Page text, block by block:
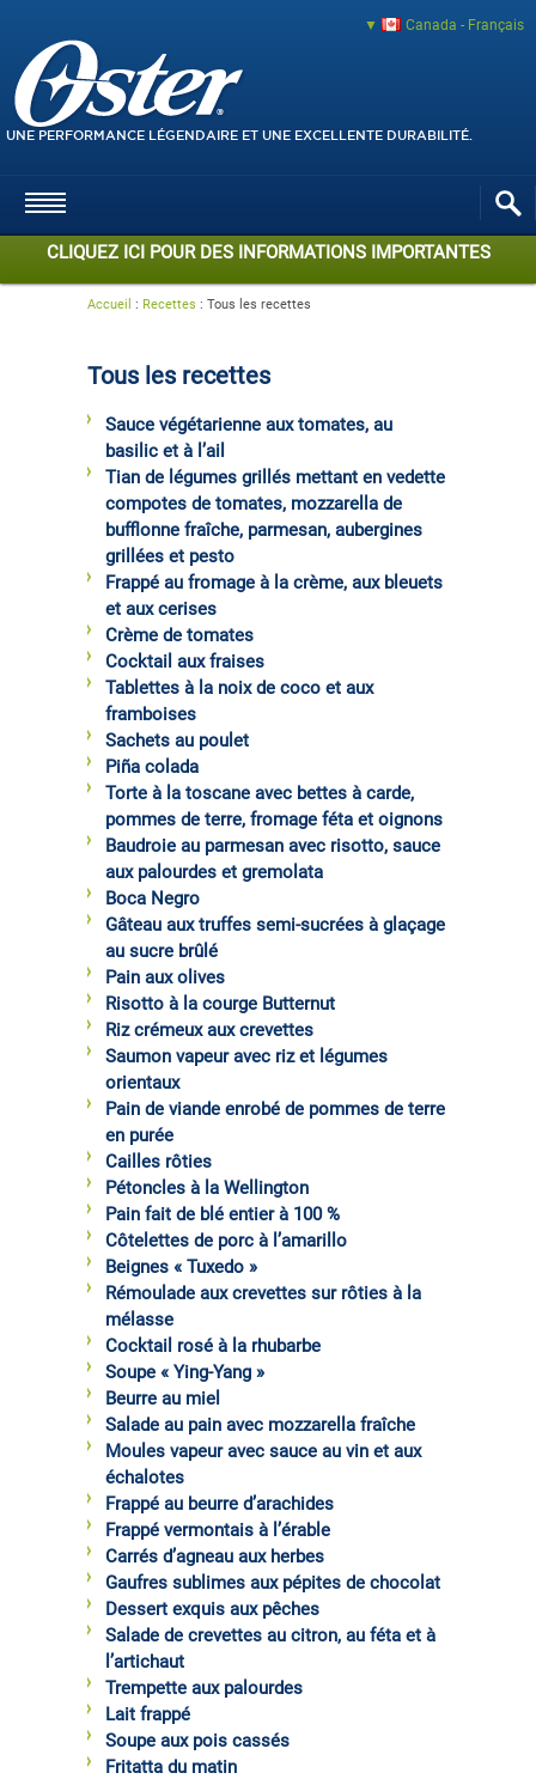
Canada - Français
UNE PERFORMANCE LÉGENDAIRE ET UNE EXCELLENTE DURABILITÉ.
CLIQUEZ ICI POUR DES INFORMATIONS IMPORTANTES
Accueil : Recettes : Tous les recettes
Tous les recettes
Sauce végétarienne aux tomates, au
basilic et à l’ail
Tian de légumes grillés mettant en vedette
compotes de tomates, mozzarella de
bufflonne fraîche, parmesan, aubergines
grillées et pesto
Frappé au fromage à la crème, aux bleuets
et aux cerises
Crème de tomates
Cocktail aux fraises
Tablettes à la noix de coco et aux
framboises
Sachets au poulet
Piña colada
Torte à la toscane avec bettes à carde,
pommes de terre, fromage féta et oignons
Baudroie au parmesan avec risotto, sauce
aux palourdes et gremolata
Boca Negro
Gâteau aux truffes semi-sucrées à glaçage
au sucre brûlé
Pain aux olives
Risotto à la courge Butternut
Riz crémeux aux crevettes
Saumon vapeur avec riz et légumes
orientaux
Pain de viande enrobé de pommes de terre
en purée
Cailles rôties
Pétoncles à la Wellington
Pain fait de blé entier à 100 %
Côtelettes de porc à l’amarillo
Beignes « Tuxedo »
Rémoulade aux crevettes sur rôties à la
mélasse
Cocktail rosé à la rhubarbe
Soupe « Ying-Yang »
Beurre au miel
Salade au pain avec mozzarella fraîche
Moules vapeur avec sauce au vin et aux
échalotes
Frappé au beurre d’arachides
Frappé vermontais à l’érable
Carrés d’agneau aux herbes
Gaufres sublimes aux pépites de chocolat
Dessert exquis aux pêches
Salade de crevettes au citron, au féta et à
l’artichaut
Trempette aux palourdes
Lait frappé
Soupe aux pois cassés
Fritatta du matin